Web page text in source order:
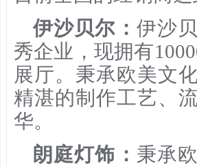
伊沙贝尔： 伊沙
秀企业，现拥有
展厅。秉承欧美文
精湛的制作工艺、
华。
朗庭灯饰： 秉承